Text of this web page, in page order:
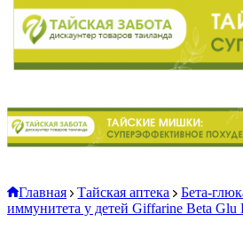
Главная Тайская аптека
Бета-
иммунитета у детей Giffarine Beta Glu